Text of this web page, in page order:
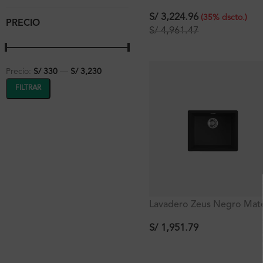
PRECIO
FILTRAR
Precio: S/ 330 — S/ 3,230
Signature
S/ 3,224.96 (35% dscto.)
S/ 4,961.47
Lavadero Zeus Negro Mate
rebose 55.6×45.6×20 cm
S/ 1,951.79